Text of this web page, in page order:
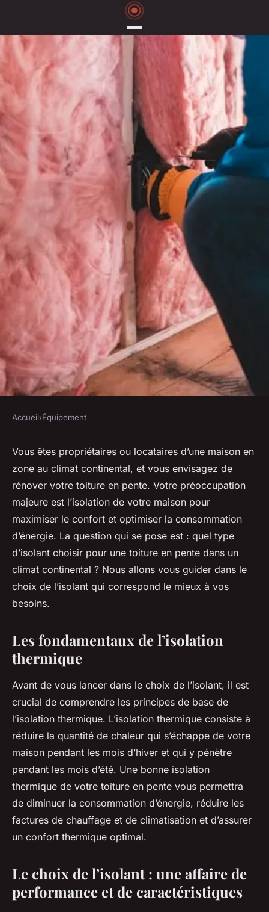
ÉQUIPEMENT
Quel type d'isolant choisir
pour une toiture en pente dans
un climat continental ?
Tom•1 mai 2024•6 min de lecture
Accueil›Équipement
Vous êtes propriétaires ou locataires d’une maison en
zone au climat continental, et vous envisagez de
rénover votre toiture en pente. Votre préoccupation
majeure est l’isolation de votre maison pour
maximiser le confort et optimiser la consommation
d’énergie. La question qui se pose est : quel type
d’isolant choisir pour une toiture en pente dans un
climat continental ? Nous allons vous guider dans le
choix de l’isolant qui correspond le mieux à vos
besoins.
Les fondamentaux de l’isolation
thermique
Avant de vous lancer dans le choix de l’isolant, il est
crucial de comprendre les principes de base de
l’isolation thermique. L’isolation thermique consiste à
réduire la quantité de chaleur qui s’échappe de votre
maison pendant les mois d’hiver et qui y pénètre
pendant les mois d’été. Une bonne isolation
thermique de votre toiture en pente vous permettra
de diminuer la consommation d’énergie, réduire les
factures de chauffage et de climatisation et d’assurer
un confort thermique optimal.
Le choix de l’isolant : une affaire de
performance et de caractéristiques